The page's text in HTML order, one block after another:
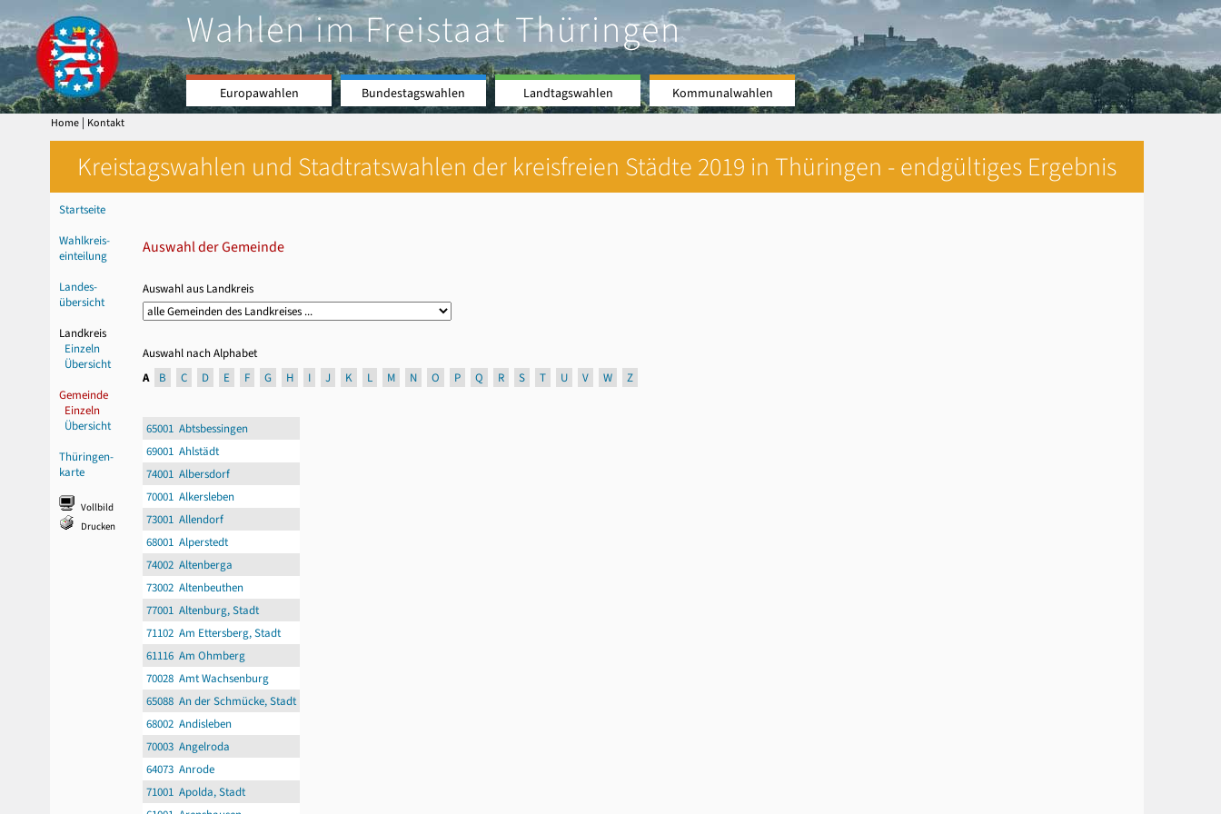
Wahlen im Freistaat Thüringen
Europawahlen Bundestagswahlen Landtagswahlen Kommunalwahlen
Home | Kontakt
Kreistagswahlen und Stadtratswahlen der kreisfreien Städte 2019 in Thüringen - endgültiges Ergebnis
Startseite
Wahlkreis-
einteilung
Landes-
übersicht
Landkreis
Einzeln
Übersicht
Gemeinde
Einzeln
Übersicht
Thüringen-
karte
Vollbild
Drucken
Auswahl der Gemeinde
Auswahl aus Landkreis
Auswahl nach Alphabet
A
B C D E F G H I J K L M N O P Q R S T U V W Z
65001 Abtsbessingen
69001 Ahlstädt
74001 Albersdorf
70001 Alkersleben
73001 Allendorf
68001 Alperstedt
74002 Altenberga
73002 Altenbeuthen
77001 Altenburg, Stadt
71102 Am Ettersberg, Stadt
61116 Am Ohmberg
70028 Amt Wachsenburg
65088 An der Schmücke, Stadt
68002 Andisleben
70003 Angelroda
64073 Anrode
71001 Apolda, Stadt